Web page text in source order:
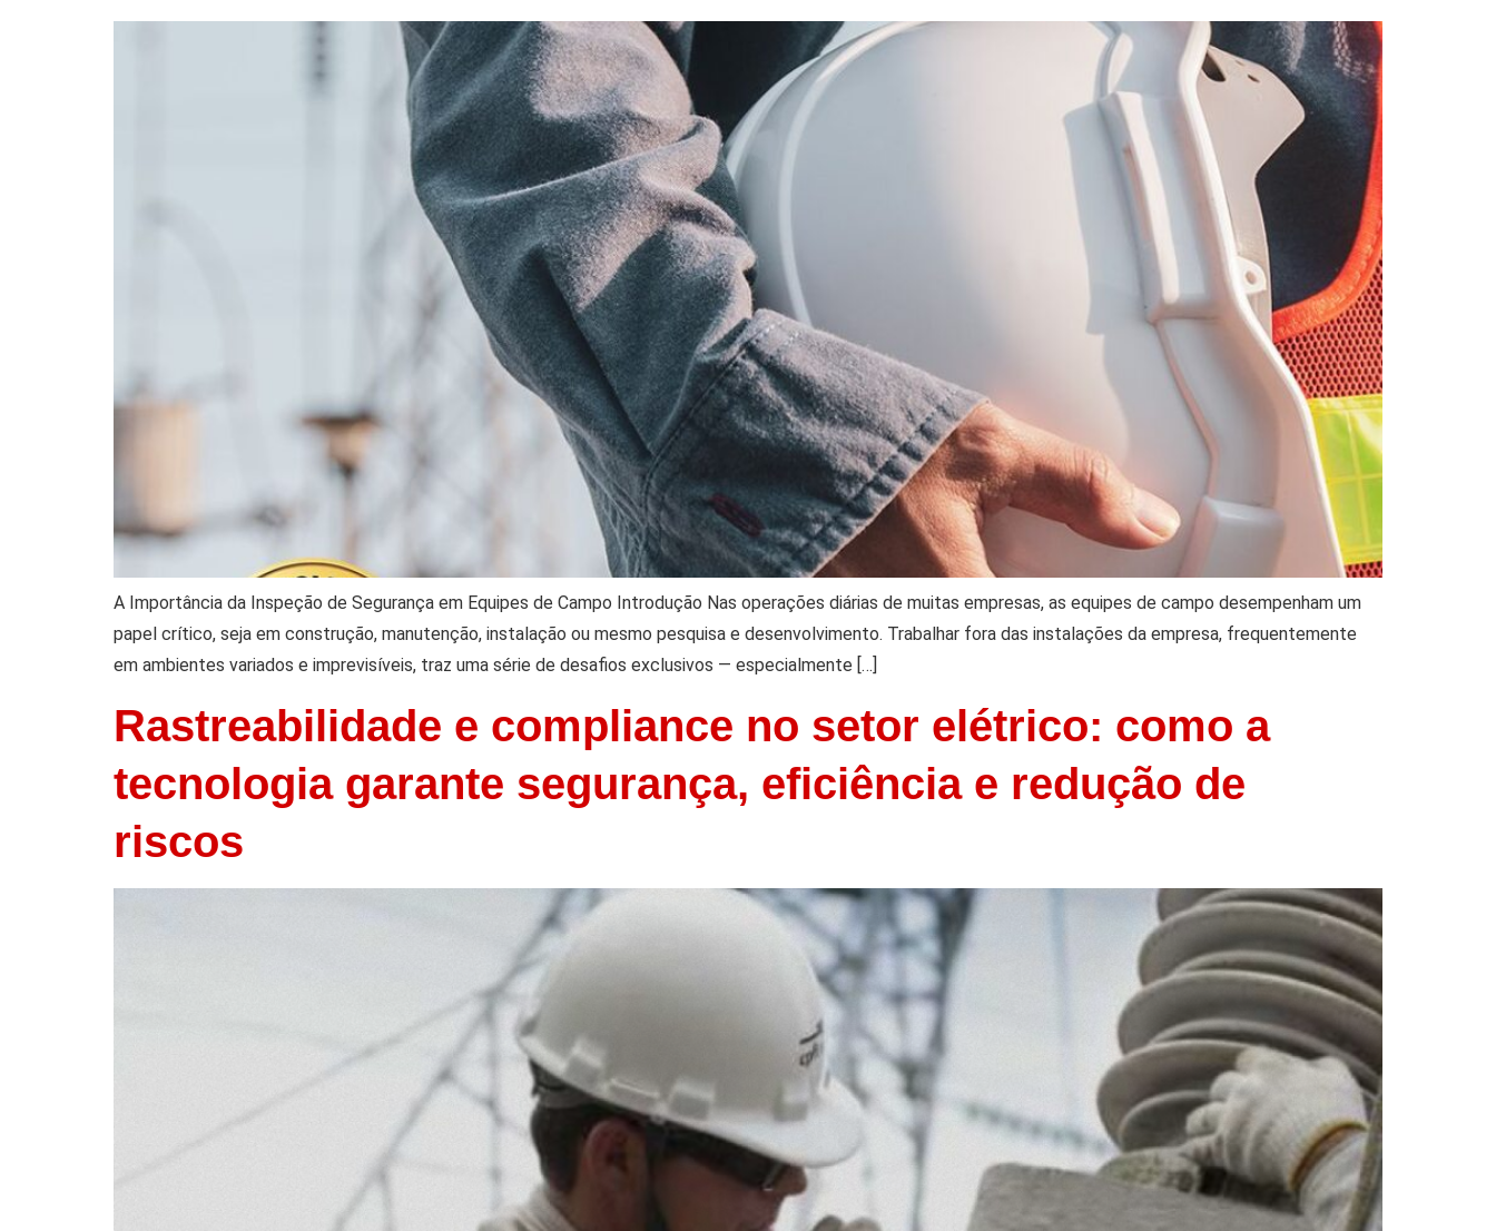
A Importância da Inspeção de Segurança em Equipes de Campo Introdução Nas operações diárias de muitas empresas, as equipes de campo desempenham um
papel crítico, seja em construção, manutenção, instalação ou mesmo pesquisa e desenvolvimento. Trabalhar fora das instalações da empresa, frequentemente
em ambientes variados e imprevisíveis, traz uma série de desafios exclusivos — especialmente […]
Rastreabilidade e compliance no setor elétrico: como a
tecnologia garante segurança, eficiência e redução de
riscos